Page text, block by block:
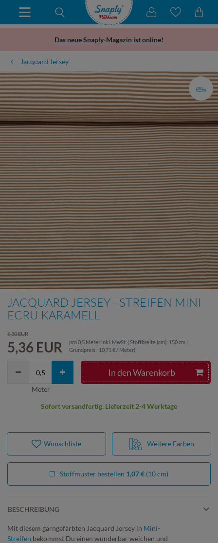
Das neue Snaply-Magazin ist online!
Jacquard Jersey
JACQUARD JERSEY - STREIFEN MINI
ECRU KARAMELL
6,30 EUR
5,36 EUR pro0,5 Meter inkl. MwSt. ( Stoffbreite (cm): 150 cm |
Grundpreis: 10,71 € / Meter)
In den Warenkorb
Meter
Sofort versandfertig, Lieferzeit 2-4 Werktage
Weitere Farben
Wunschliste
Stoffmuster bestellen 1,07 € (10 cm)
BESCHREIBUNG
Mit diesem garngefärbten Jacquard Jersey in Mini-
Streifen bekommst Du einen wunderbar weichen und